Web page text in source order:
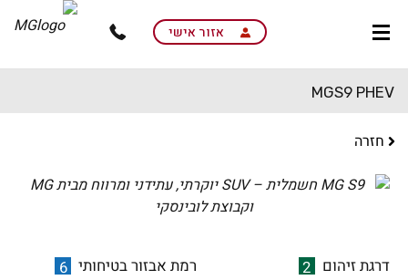
אזור אישי
MGS9 PHEV
חזרה
דרגת זיהום 2 רמת אבזור בטיחותי 6